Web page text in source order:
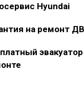
Hyundai
на ремонт